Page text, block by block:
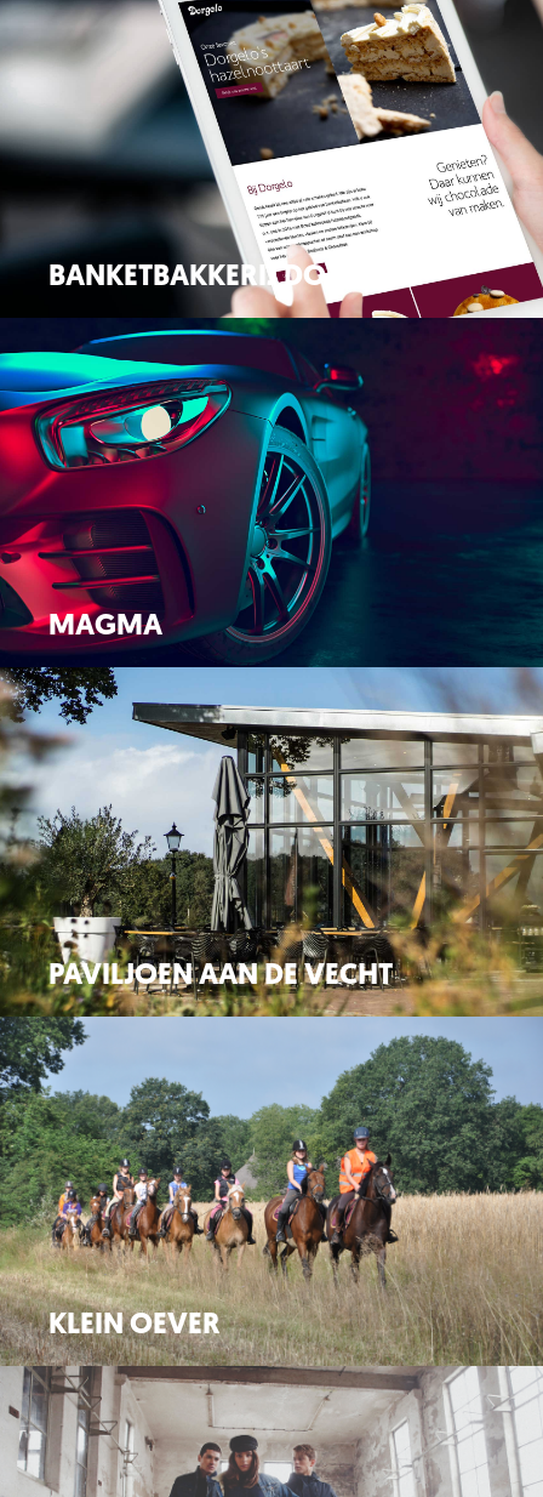
Magazine / Logo
BANKETBAKKERIJ DORGELO
Huisstijl / Drukwerk / Signing / Website
MAGMA
Logo / Displays
PAVILJOEN AAN DE VECHT
Huisstijl / Logo / Signing / Website
KLEIN OEVER
Folder / Design / Website / Flyers / Social Media